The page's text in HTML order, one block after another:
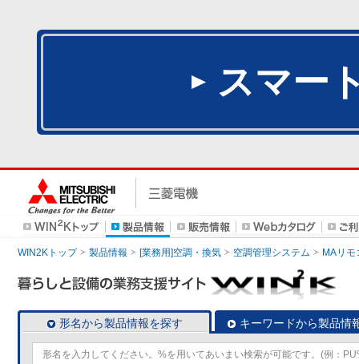
スマー
WIN2Kトップ 製品情報 [業務用]空調・換気 空調管理システム MAリモ
形名から製品情報を探す キーワードから製品情